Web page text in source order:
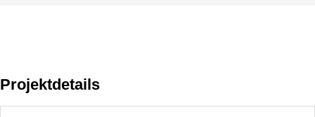
Projektdetails